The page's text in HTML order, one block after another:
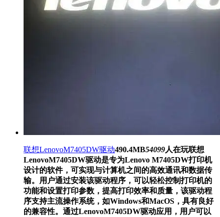
联想LenovoM7405DW驱动490.4MB54099人在玩联想
LenovoM7405DW驱动是专为Lenovo M7405DW打印机
设计的软件，可实现与计算机之间的高效通讯和数据传
输。用户通过安装该驱动程序，可以轻松控制打印机的
功能和设置打印参数，提高打印效率和质量，该驱动程
序支持主流操作系统，如Windows和MacOS，具有良好
的兼容性。通过LenovoM7405DW驱动应用，用户可以